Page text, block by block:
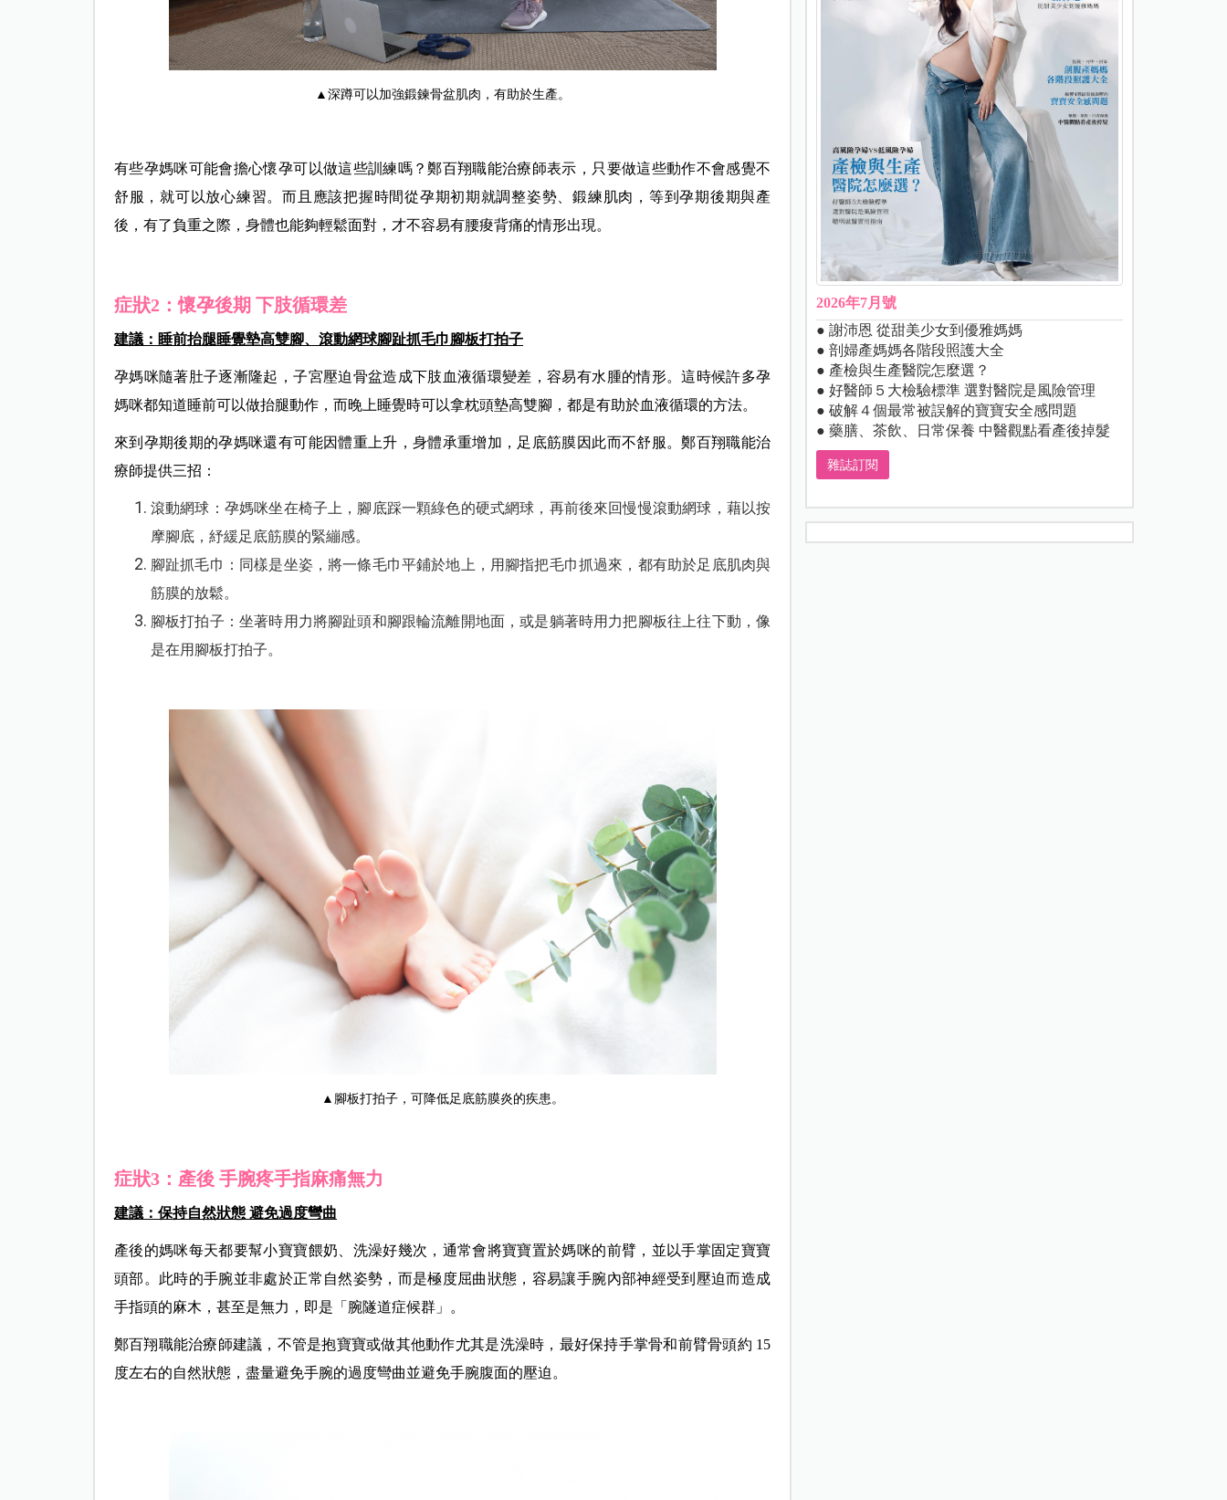
▲深蹲可以加強鍛鍊骨盆肌肉，有助於生產。
有些孕媽咪可能會擔心懷孕可以做這些訓練嗎？鄭百翔職能治療師表示，只要做這些動作不會感覺不
舒服，就可以放心練習。而且應該把握時間從孕期初期就調整姿勢、鍛練肌肉，等到孕期後期與產
後，有了負重之際，身體也能夠輕鬆面對，才不容易有腰痠背痛的情形出現。
症狀2：懷孕後期 下肢循環差
建議：睡前抬腿睡覺墊高雙腳、滾動網球腳趾抓毛巾腳板打拍子
孕媽咪隨著肚子逐漸隆起，子宮壓迫骨盆造成下肢血液循環變差，容易有水腫的情形。這時候許多孕
媽咪都知道睡前可以做抬腿動作，而晚上睡覺時可以拿枕頭墊高雙腳，都是有助於血液循環的方法。
來到孕期後期的孕媽咪還有可能因體重上升，身體承重增加，足底筋膜因此而不舒服。鄭百翔職能治
療師提供三招：
滾動網球：孕媽咪坐在椅子上，腳底踩一顆綠色的硬式網球，再前後來回慢慢滾動網球，藉以按
摩腳底，紓緩足底筋膜的緊繃感。
腳趾抓毛巾：同樣是坐姿，將一條毛巾平鋪於地上，用腳指把毛巾抓過來，都有助於足底肌肉與
筋膜的放鬆。
腳板打拍子：坐著時用力將腳趾頭和腳跟輪流離開地面，或是躺著時用力把腳板往上往下動，像
是在用腳板打拍子。
▲腳板打拍子，可降低足底筋膜炎的疾患。
症狀3：產後 手腕疼手指麻痛無力
建議：保持自然狀態 避免過度彎曲
產後的媽咪每天都要幫小寶寶餵奶、洗澡好幾次，通常會將寶寶置於媽咪的前臂，並以手掌固定寶寶
頭部。此時的手腕並非處於正常自然姿勢，而是極度屈曲狀態，容易讓手腕內部神經受到壓迫而造成
手指頭的麻木，甚至是無力，即是「腕隧道症候群」。
鄭百翔職能治療師建議，不管是抱寶寶或做其他動作尤其是洗澡時，最好保持手掌骨和前臂骨頭約 15
度左右的自然狀態，盡量避免手腕的過度彎曲並避免手腕腹面的壓迫。
2026年7月號
● 謝沛恩 從甜美少女到優雅媽媽
● 剖婦產媽媽各階段照護大全
● 產檢與生產醫院怎麼選？
● 好醫師５大檢驗標準 選對醫院是風險管理
● 破解４個最常被誤解的寶寶安全感問題
● 藥膳、茶飲、日常保養 中醫觀點看產後掉髮
雜誌訂閱